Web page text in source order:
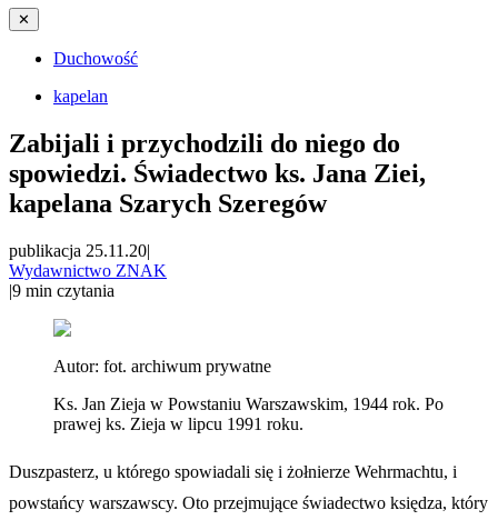
✕
Duchowość
kapelan
Zabijali i przychodzili do niego do
spowiedzi. Świadectwo ks. Jana Ziei,
kapelana Szarych Szeregów
publikacja 25.11.20|
Wydawnictwo ZNAK
|9 min czytania
Autor: fot. archiwum prywatne
Ks. Jan Zieja w Powstaniu Warszawskim, 1944 rok. Po
prawej ks. Zieja w lipcu 1991 roku.
Duszpasterz, u którego spowiadali się i żołnierze Wehrmachtu, i
powstańcy warszawscy. Oto przejmujące świadectwo księdza, który